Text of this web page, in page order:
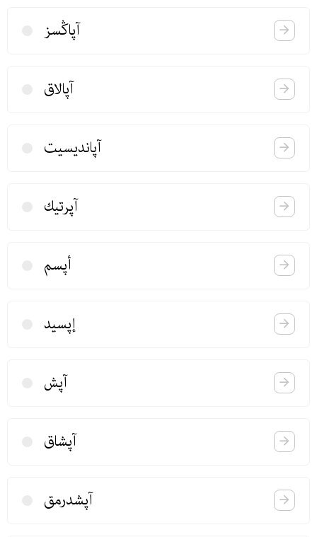
آپاڭسز
آپالاق
آپاندیسیت
آپرتیك
أپسم
إپسید
آپش
آپشاق
آپشدرمق